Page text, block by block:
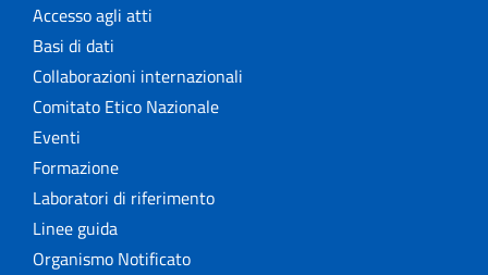
Accesso agli atti
Basi di dati
Collaborazioni internazionali
Comitato Etico Nazionale
Eventi
Formazione
Laboratori di riferimento
Linee guida
Organismo Notificato